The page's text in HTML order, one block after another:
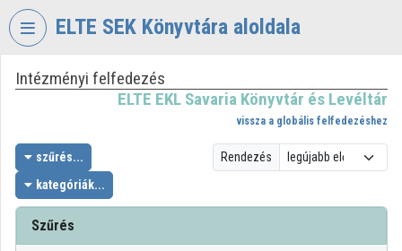
Fejléc kihagyása
ELTE SEK Könyvtára aloldala
VIDEOTORIUM
EKL
SAVARIA
KÖNYVTÁR
ÉS
LEVÉLTÁR
Intézményi felfedezés
ELTE EKL Savaria Könyvtár és Levéltár
vissza a globális felfedezéshez
szűrés...
kategóriák...
Rendezés
Szűrés